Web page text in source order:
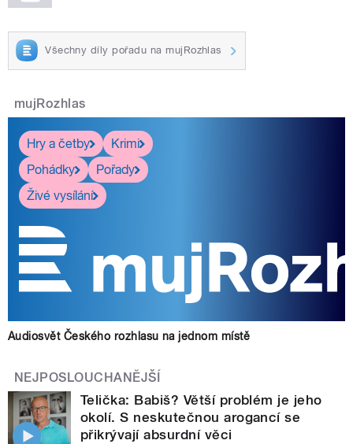
Všechny díly pořadu na mujRozhlas
mujRozhlas
Hry a četby
Krimi
Pohádky
Pořady
Živé vysílání
Audiosvět Českého rozhlasu na jednom místě
NEJPOSLOUCHANĚJŠÍ
Telička: Babiš? Větší problém je jeho
okolí. S neskutečnou arogancí se
přikrývají absurdní věci